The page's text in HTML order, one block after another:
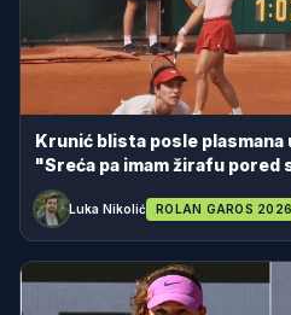
Krunić blista posle plasmana
"Sreća pa imam žirafu pored
Luka Nikolić ROLAN GAROS 2026